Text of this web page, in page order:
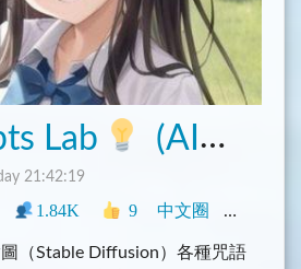
Lab (AI繪圖咒術研究室)
21:42:19
1.84K 9 中文圈 香港
（Stable Diffusion）各種咒語